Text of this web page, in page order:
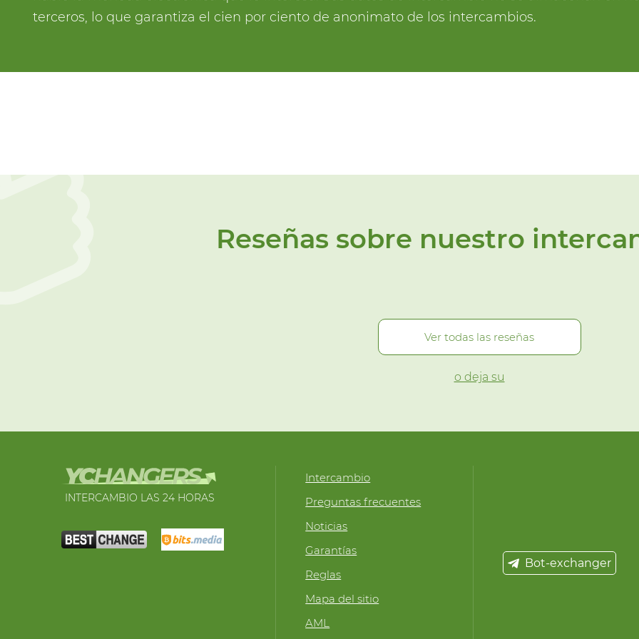
terceros, lo que garantiza el cien por ciento de anonimato de los intercambios.
Reseñas sobre nuestro
Ver todas las reseñas
o deja su
INTERCAMBIO LAS 24 HORAS
Intercambio
Preguntas frecuentes
Noticias
Garantías
Reglas
Mapa del sitio
AML
Bot-exchanger